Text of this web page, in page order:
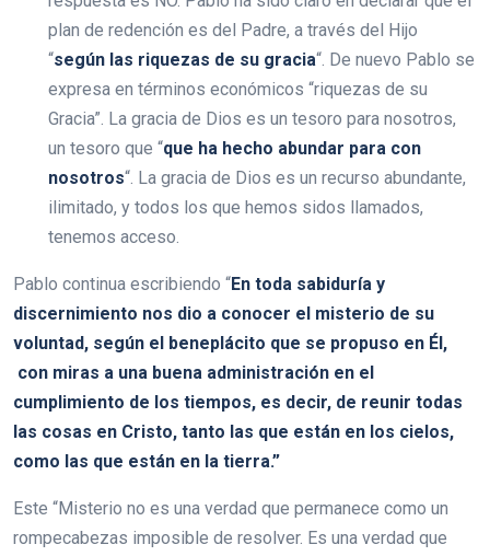
plan de redención es del Padre, a través del Hijo
“según las riquezas de su gracia“. De nuevo Pablo se
expresa en términos económicos “riquezas de su
Gracia”. La gracia de Dios es un tesoro para nosotros,
un tesoro que “que ha hecho abundar para con
nosotros“. La gracia de Dios es un recurso abundante,
ilimitado, y todos los que hemos sidos llamados,
tenemos acceso.
Pablo continua escribiendo “En toda sabiduría y
discernimiento nos dio a conocer el misterio de su
voluntad, según el beneplácito que se propuso en Él,
con miras a una buena administración en el
cumplimiento de los tiempos, es decir, de reunir todas
las cosas en Cristo, tanto las que están en los cielos,
como las que están en la tierra.”
Este “Misterio no es una verdad que permanece como un
rompecabezas imposible de resolver. Es una verdad que